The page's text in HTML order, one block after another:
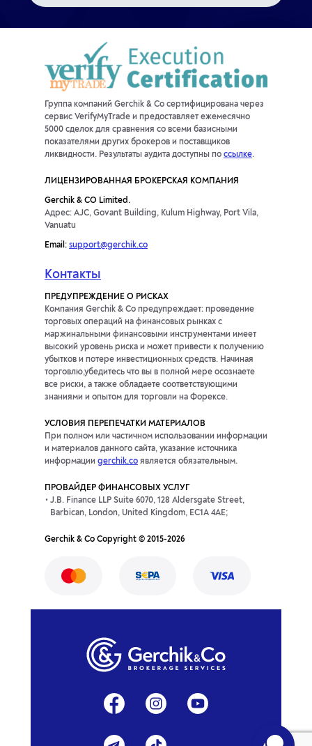
Группа компаний Gerchik & Co сертифицирована через
сервис VerifyMyTrade и предоставляет ежемесячно
5000 сделок для сравнения со всеми базисными
показателями других брокеров и поставщиков
ликвидности. Результаты аудита доступны по ссылке.
ЛИЦЕНЗИРОВАННАЯ БРОКЕРСКАЯ КОМПАНИЯ
Gerchik & CO Limited.
Адрес: AJC, Govant Building, Kulum Highway, Port Vila,
Vanuatu
Email: support@gerchik.co
Контакты
ПРЕДУПРЕЖДЕНИЕ О РИСКАХ
Компания Gerchik & Co предупреждает: проведение
торговых операций на финансовых рынках с
маржинальными финансовыми инструментами имеет
высокий уровень риска и может привести к получению
убытков и потере инвестиционных средств. Начиная
торговлю,убедитесь что вы в полной мере осознаете
все риски, а также обладаете соответствующими
знаниями и опытом для торговли на Форексе.
УСЛОВИЯ ПЕРЕПЕЧАТКИ МАТЕРИАЛОВ
При полном или частичном использовании информации
и материалов данного сайта, указание источника
информации gerchik.co является обязательным.
ПРОВАЙДЕР ФИНАНСОВЫХ УСЛУГ
J.B. Finance LLP Suite 6070, 128 Aldersgate Street,
Barbican, London, United Kingdom, EC1A 4AE;
Gerchik & Co Copyright © 2015-2026